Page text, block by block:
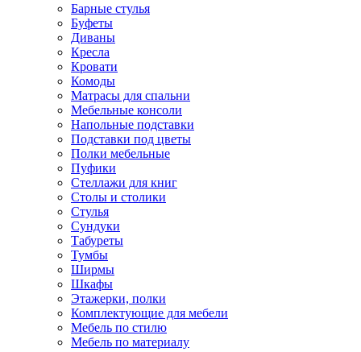
Барные стулья
Буфеты
Диваны
Кресла
Кровати
Комоды
Матрасы для спальни
Мебельные консоли
Напольные подставки
Подставки под цветы
Полки мебельные
Пуфики
Стеллажи для книг
Столы и столики
Стулья
Сундуки
Табуреты
Тумбы
Ширмы
Шкафы
Этажерки, полки
Комплектующие для мебели
Мебель по стилю
Мебель по материалу